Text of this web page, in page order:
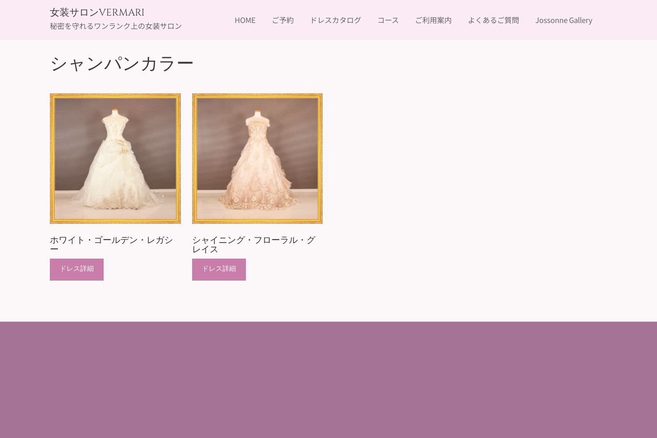
女装サロンVERMARI
秘密を守れるワンランク上の女装サロン
HOME ご予約 ドレスカタログ コース ご利用案内 よくあるご質問 Jossonne Gallery
シャンパンカラー
ホワイト・ゴールデン・レガシ
ー
シャイニング・フローラル・グ
レイス